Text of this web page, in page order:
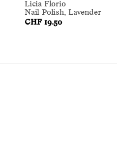
Licia Florio
Nail Polish, Lavender
CHF 19.50